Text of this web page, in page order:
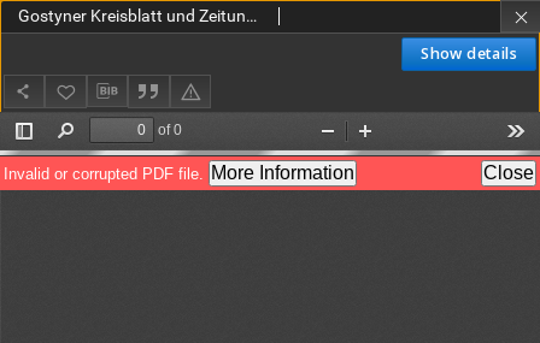
Show details
Gostyner Kreisblatt und Zeitung 1918.03.07 Nr 54